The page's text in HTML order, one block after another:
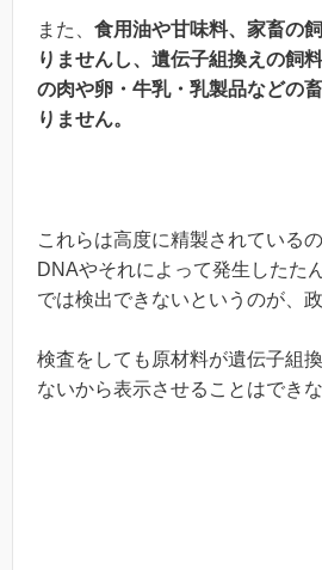
また、 食用油や甘味料、家畜の
りませんし、遺伝子組換えの飼
の肉や卵・牛乳・乳製品などの
りません。
これらは高度に精製されている
DNAやそれによって発生したた
では検出できないというのが、
検査をしても原材料が遺伝子組
ないから表示させることはでき